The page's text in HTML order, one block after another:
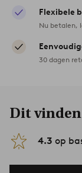
Flexibele
Nu betalen,
30 dagen
Dit
4.3 op